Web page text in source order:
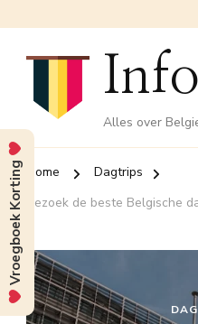
Alles over
Home
Dagtrips
Bezoek de beste Belgische
Vroegboek Korting